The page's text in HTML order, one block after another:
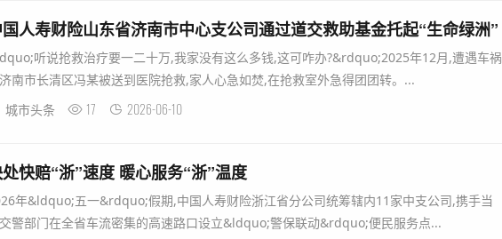
人寿财险山东省济南市中心支公司通过道交救助基金托起“生命绿洲”
听说抢救治疗要一二十万,我家没有这么多钱,这可咋办?&rdquo;2025年12月,遭遇车祸
南市长清区冯某被送到医院抢救,家人心急如焚,在抢救室外急得团团转。...
城市头条
17 2026-06-10
快赔“浙”速度 暖心服务“浙”温度
年&ldquo;五一&rdquo;假期,中国人寿财险浙江省分公司统筹辖内11家中支公司,携手当
警部门在全省车流密集的高速路口设立&ldquo;警保联动&rdquo;便民服务点...